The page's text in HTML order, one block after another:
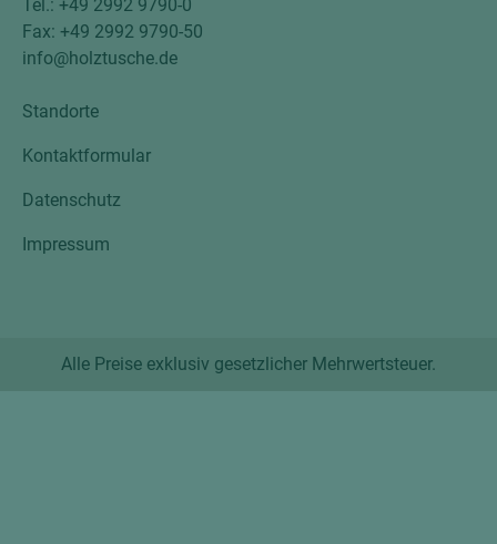
Tel.: +49 2992 9790-0
Fax: +49 2992 9790-50
info@holztusche.de
Standorte
Kontaktformular
Datenschutz
Impressum
Alle Preise exklusiv gesetzlicher Mehrwertsteuer.